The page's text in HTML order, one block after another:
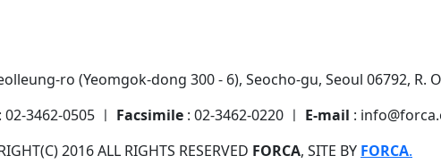
ro (Yeomgok-dong 300 - 6), Seocho-gu, Seoul 06792, R.
: 02-3462-0505 ㅣ Facsimile : 02-3462-0220 ㅣ E-mail :
2016 ALL RIGHTS RESERVED FORCA, SITE BY FORCA.